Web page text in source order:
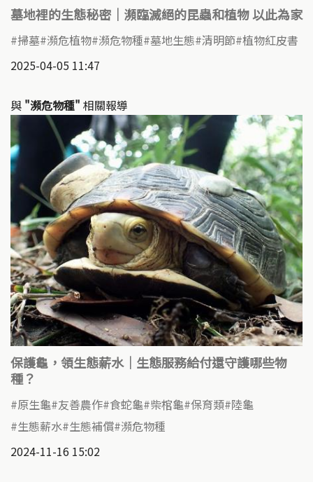
墓地裡的生態秘密｜瀕臨滅絕的昆蟲和植物 以此為家
掃墓 瀕危植物 瀕危物種 墓地生態 清明節 植物紅皮書
2025-04-05 11:47
與 "瀕危物種" 相關報導
保護龜，領生態薪水｜生態服務給付還守護哪些物
種？
原生龜 友善農作 食蛇龜 柴棺龜 保育類 陸龜
生態薪水 生態補償 瀕危物種
2024-11-16 15:02